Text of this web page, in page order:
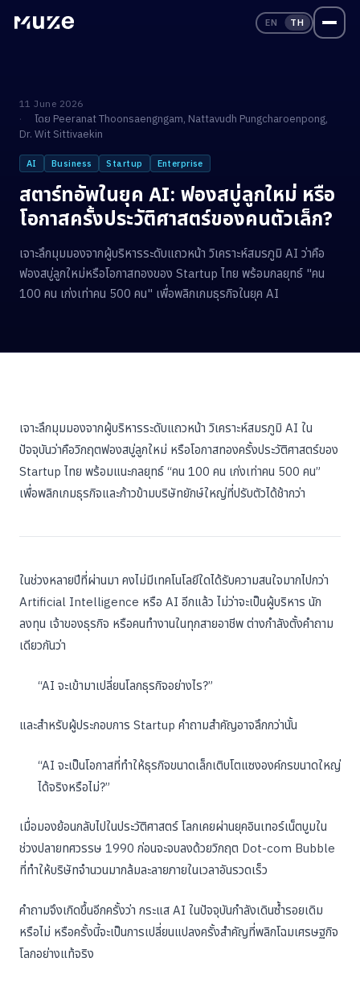
EN TH
11 June 2026
โดย Peeranat Thoonsaengngam, Nattavudh Pungcharoenpong,
Dr. Wit Sittivaekin
AI Business Startup Enterprise
สตาร์ทอัพในยุค AI: ฟองสบู่ลูกใหม่ หรือ
โอกาสครั้งประวัติศาสตร์ของคนตัวเล็ก?
เจาะลึกมุมมองจากผู้บริหารระดับแถวหน้า วิเคราะห์สมรภูมิ AI ว่าคือ
ฟองสบู่ลูกใหม่หรือโอกาสทองของ Startup ไทย พร้อมกลยุทธ์ "คน
100 คน เก่งเท่าคน 500 คน" เพื่อพลิกเกมธุรกิจในยุค AI
เจาะลึกมุมมองจากผู้บริหารระดับแถวหน้า วิเคราะห์สมรภูมิ AI ใน
ปัจจุบันว่าคือวิกฤตฟองสบู่ลูกใหม่ หรือโอกาสทองครั้งประวัติศาสตร์ของ
Startup ไทย พร้อมแนะกลยุทธ์ “คน 100 คน เก่งเท่าคน 500 คน”
เพื่อพลิกเกมธุรกิจและก้าวข้ามบริษัทยักษ์ใหญ่ที่ปรับตัวได้ช้ากว่า
ในช่วงหลายปีที่ผ่านมา คงไม่มีเทคโนโลยีใดได้รับความสนใจมากไปกว่า
Artificial Intelligence หรือ AI อีกแล้ว ไม่ว่าจะเป็นผู้บริหาร นัก
ลงทุน เจ้าของธุรกิจ หรือคนทำงานในทุกสายอาชีพ ต่างกำลังตั้งคำถาม
เดียวกันว่า
“AI จะเข้ามาเปลี่ยนโลกธุรกิจอย่างไร?”
และสำหรับผู้ประกอบการ Startup คำถามสำคัญอาจลึกกว่านั้น
“AI จะเป็นโอกาสที่ทำให้ธุรกิจขนาดเล็กเติบโตแซงองค์กรขนาดใหญ่
ได้จริงหรือไม่?”
เมื่อมองย้อนกลับไปในประวัติศาสตร์ โลกเคยผ่านยุคอินเทอร์เน็ตบูมใน
ช่วงปลายทศวรรษ 1990 ก่อนจะจบลงด้วยวิกฤต Dot-com Bubble
ที่ทำให้บริษัทจำนวนมากล้มละลายภายในเวลาอันรวดเร็ว
คำถามจึงเกิดขึ้นอีกครั้งว่า กระแส AI ในปัจจุบันกำลังเดินซ้ำรอยเดิม
หรือไม่ หรือครั้งนี้จะเป็นการเปลี่ยนแปลงครั้งสำคัญที่พลิกโฉมเศรษฐกิจ
โลกอย่างแท้จริง